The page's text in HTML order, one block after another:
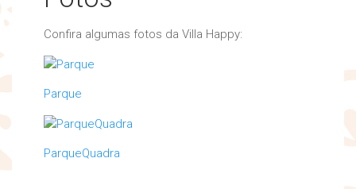
Confira algumas fotos da Villa Happy:
Parque
ParqueQuadra